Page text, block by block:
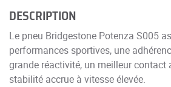
DESCRIPTION
Le pneu Bridgestone Potenza S005
performances sportives, une
grande réactivité, un meilleur contact
stabilité accrue à vitesse élevée.